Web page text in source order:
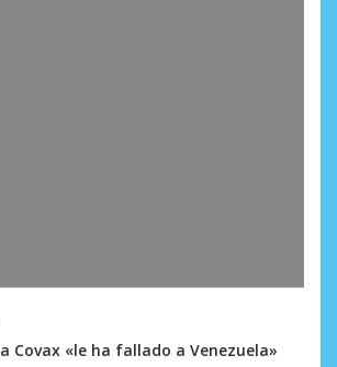
Covax «le ha fallado a Venezuela»